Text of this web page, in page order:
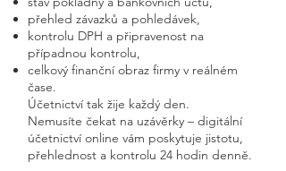
přehled závazků a pohledávek,
kontrolu DPH a připravenost na
případnou kontrolu,
celkový finanční obraz firmy v reálném
čase.
Účetnictví tak žije každý den.
Nemusíte čekat na uzávěrky – digitální
účetnictví online vám poskytuje jistotu,
přehlednost a kontrolu 24 hodin denně.